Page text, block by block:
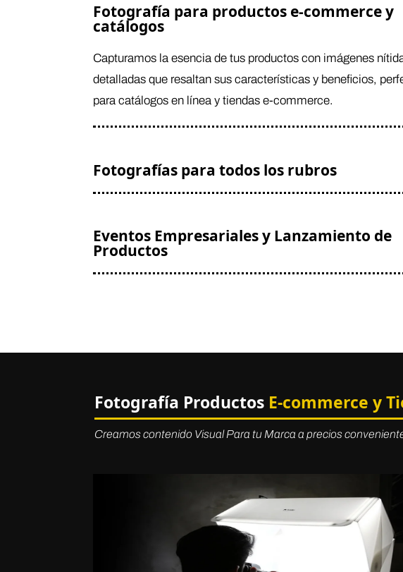
Fotografía para productos e-commerce y
catálogos
Capturamos la esencia de tus productos con imágenes
detalladas que resaltan sus características y beneficios,
para catálogos en línea y tiendas e-commerce.
Fotografías para todos los rubros
Eventos Empresariales y Lanzamiento de
Productos
Fotografía Productos E-commerce y
Creamos contenido Visual Para tu Marca a precios